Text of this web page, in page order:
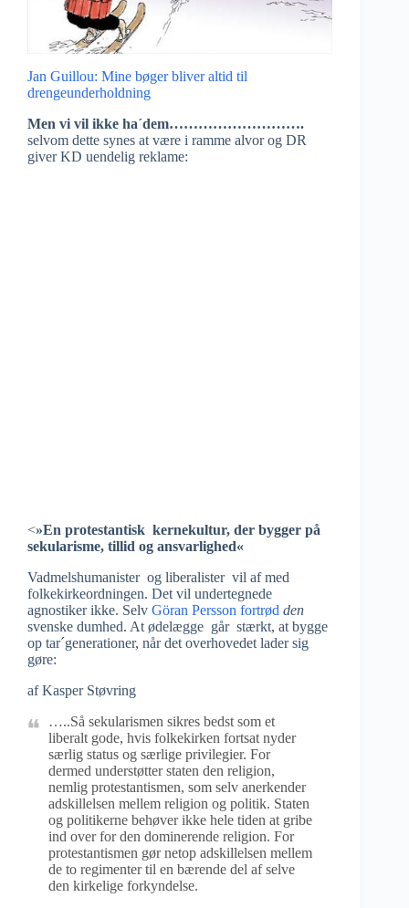
Jan Guillou: Mine bøger bliver altid til
drengeunderholdning
Men vi vil ikke ha´dem……………………….
selvom dette synes at være i ramme alvor og DR
giver KD uendelig reklame:
<»En protestantisk kernekultur, der bygger på
sekularisme, tillid og ansvarlighed«
Vadmelshumanister og liberalister vil af med
folkekirkeordningen. Det vil undertegnede
agnostiker ikke. Selv Göran Persson fortrød den
svenske dumhed. At ødelægge går stærkt, at bygge
op tar´generationer, når det overhovedet lader sig
gøre:
af Kasper Støvring
…..Så sekularismen sikres bedst som et
liberalt gode, hvis folkekirken fortsat nyder
særlig status og særlige privilegier. For
dermed understøtter staten den religion,
nemlig protestantismen, som selv anerkender
adskillelsen mellem religion og politik. Staten
og politikerne behøver ikke hele tiden at gribe
ind over for den dominerende religion. For
protestantismen gør netop adskillelsen mellem
de to regimenter til en bærende del af selve
den kirkelige forkyndelse.